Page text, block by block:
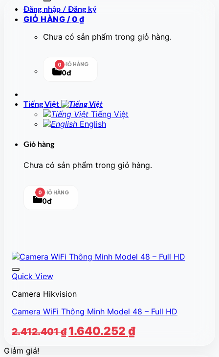
Đăng nhập / Đăng ký
GIỎ HÀNG / 0 ₫
Chưa có sản phẩm trong giỏ hàng.
0 GIỎ HÀNG
0đ
Tiếng Việt
Tiếng Việt
English
Giỏ hàng
Chưa có sản phẩm trong giỏ hàng.
0 GIỎ HÀNG
0đ
Quick View
Camera Hikvision
Camera WiFi Thông Minh Model 48 – Full HD
2.412.401₫ Giá
1.640.252 ₫Giá
Giảm giá!